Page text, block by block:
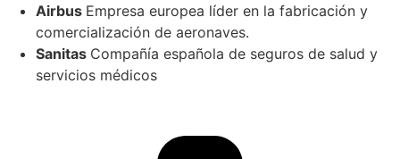
Airbus Empresa europea líder en la fabricación y
comercialización de aeronaves.
Sanitas Compañía española de seguros de salud y
servicios médicos